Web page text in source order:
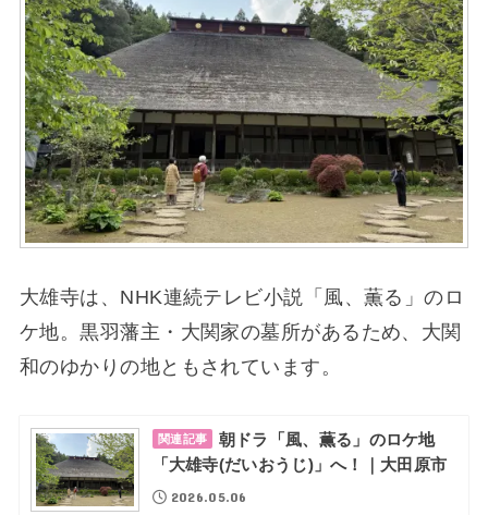
大雄寺は、NHK連続テレビ小説「風、薫る」のロ
ケ地。黒羽藩主・大関家の墓所があるため、大関
和のゆかりの地ともされています。
関連記事
朝ドラ「風、薫る」のロケ地
「大雄寺(だいおうじ)」へ！｜大田原市
2026.05.06